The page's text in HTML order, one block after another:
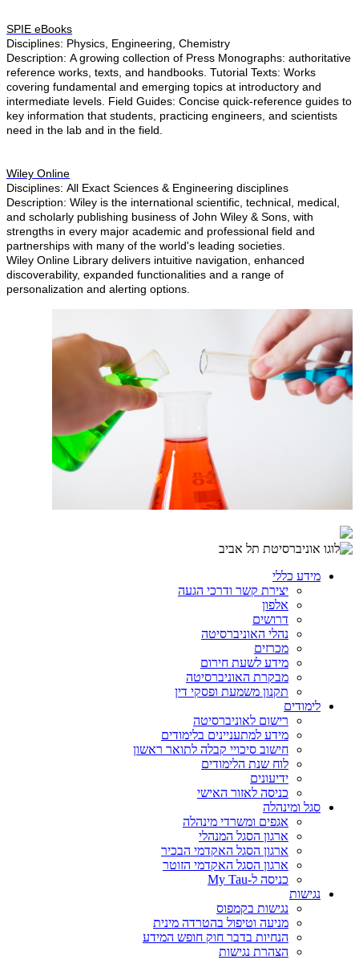
SPIE eBooks
Disciplines: Physics, Engineering, Chemistry
Description: A growing collection of Press Monographs: authoritative
reference works, texts, and handbooks. Tutorial Texts: Works
covering fundamental and emerging topics at introductory and
intermediate levels. Field Guides: Concise quick-reference guides to
key information that students, practicing engineers, and scientists
need in the lab and in the field.
Wiley Online
Disciplines: All ​Exact Sciences & Engineering disciplines
Description: Wiley is the international scientific, technical, medical,
and scholarly publishing business of John Wiley & Sons, with
strengths in every major academic and professional field and
partnerships with many of the world's leading societies.
Wiley Online Library delivers intuitive navigation, enhanced
discoverability, expanded functionalities and a range of
personalization and alerting options.
מידע כללי
יצירת קשר ודרכי הגעה
אלפון
דרושים
נהלי האוניברסיטה
מכרזים
מידע לשעת חירום
מבקרת האוניברסיטה
תקנון משמעת ופסקי דין
לימודים
רישום לאוניברסיטה
מידע למתעניינים בלימודים
חישוב סיכויי קבלה לתואר ראשון
לוח שנת הלימודים
ידיעונים
כניסה לאזור האישי
סגל ומינהלה
אגפים ומשרדי מינהלה
ארגון הסגל המנהלי
ארגון הסגל האקדמי הבכיר
ארגון הסגל האקדמי הזוטר
כניסה ל-My Tau
נגישות
נגישות בקמפוס
מניעה וטיפול בהטרדה מינית
הנחיות בדבר חוק חופש המידע
הצהרת נגישות